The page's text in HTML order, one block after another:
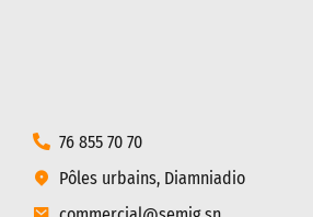
76 855 70 70
Pôles urbains, Diamniadio